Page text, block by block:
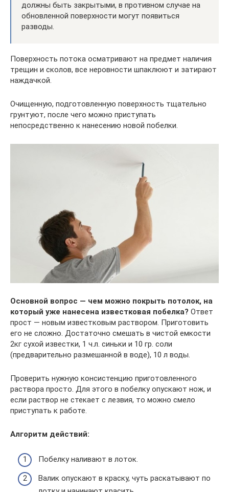
должны быть закрытыми, в противном случае на
обновленной поверхности могут появиться
разводы.
Поверхность потока осматривают на предмет наличия
трещин и сколов, все неровности шпаклюют и затирают
наждачкой.
Очищенную, подготовленную поверхность тщательно
грунтуют, после чего можно приступать
непосредственно к нанесению новой побелки.
Основной вопрос — чем можно покрыть потолок, на
который уже нанесена известковая побелка? Ответ
прост — новым известковым раствором. Приготовить
его не сложно. Достаточно смешать в чистой емкости
2кг сухой известки, 1 ч.л. синьки и 10 гр. соли
(предварительно размешанной в воде), 10 л воды.
Проверить нужную консистенцию приготовленного
раствора просто. Для этого в побелку опускают нож, и
если раствор не стекает с лезвия, то можно смело
приступать к работе.
Алгоритм действий:
Побелку наливают в лоток.
Валик опускают в краску, чуть раскатывают по